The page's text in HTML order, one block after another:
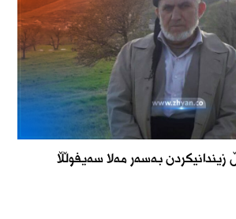
سزاى 17 ساڵ زیندانیکردن بەسەر مەلا سەیفوڵڵا